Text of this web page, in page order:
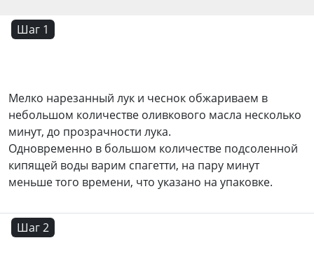
Шаг 1
Мелко нарезанный лук и чеснок обжариваем в
небольшом количестве оливкового масла несколько
минут, до прозрачности лука.
Одновременно в большом количестве подсоленной
кипящей воды варим спагетти, на пару минут
меньше того времени, что указано на упаковке.
Шаг 2